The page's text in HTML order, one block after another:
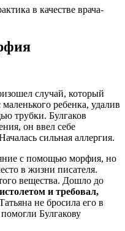
в качестве врача-
случай, который
ребенка, удалив
трубки. Булгаков
он ввел себе
сильная аллергия.
с помощью морфия, но
в жизни писателя.
вещества. Дошло до
и требовал,
не бросила его в
Булгакову